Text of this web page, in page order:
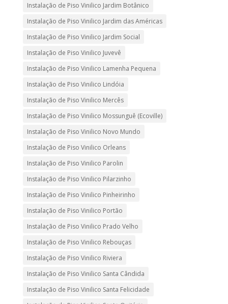
Instalação de Piso Vinilico Jardim Botânico
Instalação de Piso Vinilico Jardim das Américas
Instalação de Piso Vinilico Jardim Social
Instalação de Piso Vinilico Juvevê
Instalação de Piso Vinilico Lamenha Pequena
Instalação de Piso Vinilico Lindóia
Instalação de Piso Vinilico Mercês
Instalação de Piso Vinilico Mossunguê (Ecoville)
Instalação de Piso Vinilico Novo Mundo
Instalação de Piso Vinilico Orleans
Instalação de Piso Vinilico Parolin
Instalação de Piso Vinilico Pilarzinho
Instalação de Piso Vinilico Pinheirinho
Instalação de Piso Vinilico Portão
Instalação de Piso Vinilico Prado Velho
Instalação de Piso Vinilico Rebouças
Instalação de Piso Vinilico Riviera
Instalação de Piso Vinilico Santa Cândida
Instalação de Piso Vinilico Santa Felicidade